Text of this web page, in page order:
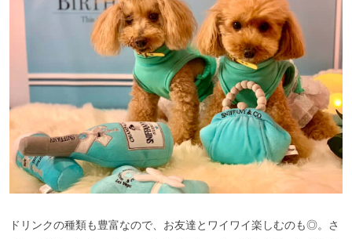
ドリンクの種類も豊富なので、お友達とワイワイ楽しむのも◎。さ